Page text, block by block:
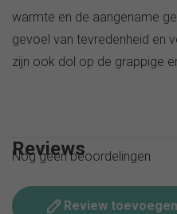
warmte en de aangename
gevoel van tevredenheid en
zijn ook dol op de grappige
Reviews
Nog geen beoordelingen
Review toevoegen